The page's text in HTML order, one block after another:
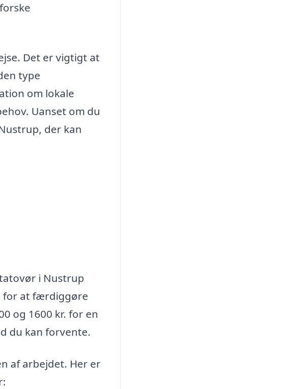
Det er vigtigt at
type
om lokale
Uanset om du
der kan
i Nustrup
for at færdiggøre
og 1600 kr. for en
du kan forvente.
af arbejdet. Her er